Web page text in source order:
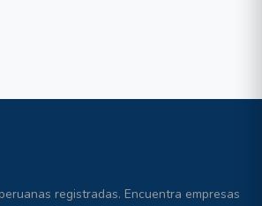
registradas. Encuentra empresas